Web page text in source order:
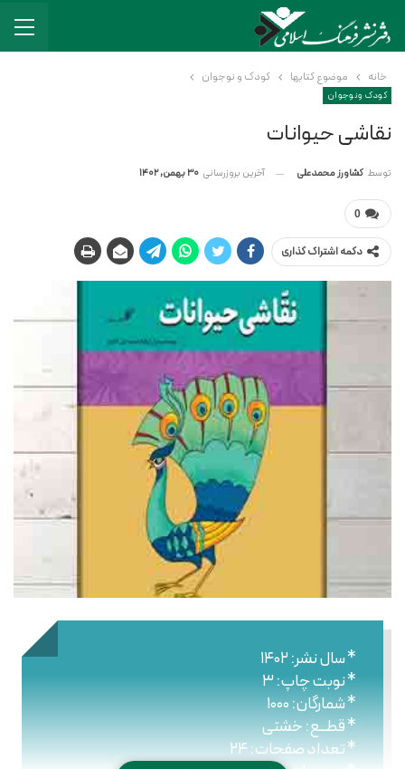
خانه موضوع کتابها کودک و نوجوان
کودک و نوجوان
نقاشی حیوانات
توسط کشاورز محمدعلی آخرین بروزرسانی 30 بهمن, 1402
0
دکمه اشتراک گذاری
* سال نشر: ۱۴۰۲
* نوبت چاپ: ۳
* شمارگان: ۱۰۰۰
* قطــع: خشتی
* تعداد صفحات: ۲۴